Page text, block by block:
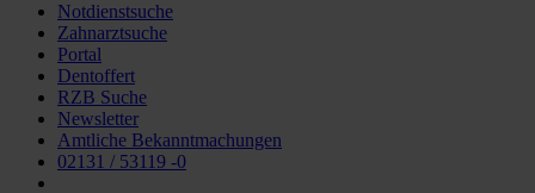
Notdienstsuche
Zahnarztsuche
Portal
Dentoffert
RZB Suche
Newsletter
Amtliche Bekanntmachungen
02131 / 53119 -0